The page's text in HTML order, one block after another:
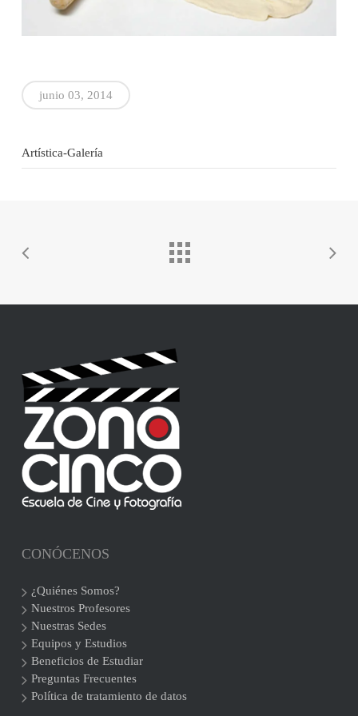
junio 03, 2014
Artística-Galería
CONÓCENOS
¿Quiénes Somos?
Nuestros Profesores
Nuestras Sedes
Equipos y Estudios
Beneficios de Estudiar
Preguntas Frecuentes
Política de tratamiento de datos